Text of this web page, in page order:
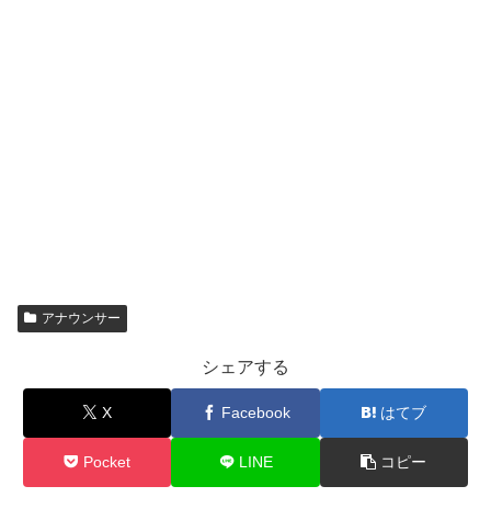
アナウンサー
シェアする
X Facebook はてブ
Pocket LINE コピー